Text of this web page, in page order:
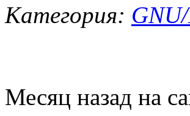
Категория:
Месяц назад на